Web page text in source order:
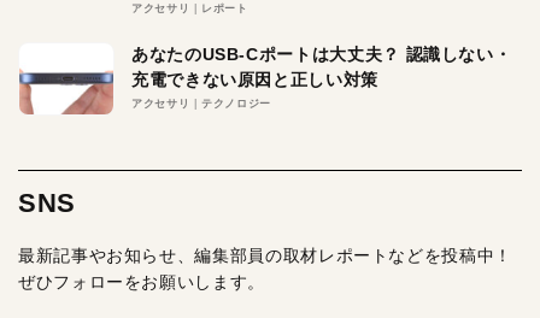
アクセサリ レポート
あなたのUSB-Cポートは大丈夫？ 認識しない・
充電できない原因と正しい対策
アクセサリ テクノロジー
SNS
最新記事やお知らせ、編集部員の取材レポートなどを投稿中！
ぜひフォローをお願いします。